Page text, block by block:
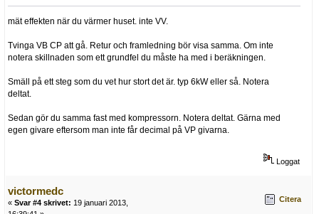
mät effekten när du värmer huset. inte VV.
Tvinga VB CP att gå. Retur och framledning bör visa samma. Om inte
notera skillnaden som ett grundfel du måste ha med i beräkningen.
Smäll på ett steg som du vet hur stort det är. typ 6kW eller så. Notera
deltat.
Sedan gör du samma fast med kompressorn. Notera deltat. Gärna med
egen givare eftersom man inte får decimal på VP givarna.
Loggat
victormedc
« Svar #4 skrivet: 19 januari 2013,
Citera